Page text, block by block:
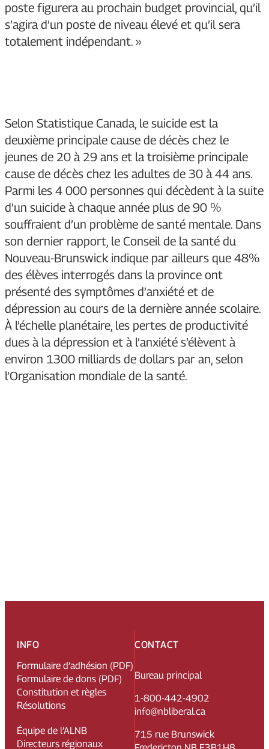
poste figurera au prochain budget provincial, qu’il
s’agira d’un poste de niveau élevé et qu’il sera
totalement indépendant. »
Selon Statistique Canada, le suicide est la
deuxième principale cause de décès chez le
jeunes de 20 à 29 ans et la troisième principale
cause de décès chez les adultes de 30 à 44 ans.
Parmi les 4 000 personnes qui décèdent à la suite
d’un suicide à chaque année plus de 90 %
souffraient d’un problème de santé mentale. Dans
son dernier rapport, le Conseil de la santé du
Nouveau-Brunswick indique par ailleurs que 48%
des élèves interrogés dans la province ont
présenté des symptômes d’anxiété et de
dépression au cours de la dernière année scolaire.
À l’échelle planétaire, les pertes de productivité
dues à la dépression et à l’anxiété s’élèvent à
environ 1300 milliards de dollars par an, selon
l’Organisation mondiale de la santé.
CONTACT
Bureau principal
1-800-442-4902
info@nbliberal.ca
715 rue Brunswick
INFO
Formulaire d’adhésion (PDF)
Formulaire de dons (PDF)
Constitution et règles
Résolutions
Équipe de l’ALNB
Directeurs régionaux